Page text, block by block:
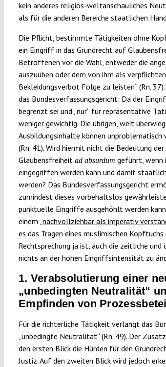
kein anderes religiös-weltanschauliches
als für die anderen Bereiche staatlichen
Die Pflicht, bestimmte Tätigkeiten ohne
ein Eingriff in das Grundrecht auf
Betroffenen vor die Wahl, entweder die
auszuüben oder dem von ihm als
Bekleidungsverbot Folge zu leisten“ (Rn.
das Bundesverfassungsgericht: Da der
begrenzt sei und „nur“ für repräsentative
weniger gewichtig. Die übrigen, weit
Ausbildungsinhalte können unproblematisch
(Rn. 41). Wird hiermit nicht die Bedeutung
Glaubensfreiheit ad absurdum geführt, wenn
eingegriffen werden kann und damit
werden? Das Bundesverfassungsgericht
zumindest dieses vorbehaltslos
punktuelle Eingriffe ausgehöhlt werden
einem „nachvollziehbar als imperativ
es das Tragen eines muslimischen
Rechtsprechung ja ist, auch die zeitliche
nichts an der hohen Eingriffsintensität zu
1. Verabsolutierung einer
„unbedingten Neutralität“
Empfinden von
Für die richterliche Tätigkeit verlangt das
„unbedingte Neutralität“ (Rn. 49). Der
den ersten Blick die Hürden für den
Justiz. Auf den zweiten Blick wird jedoch